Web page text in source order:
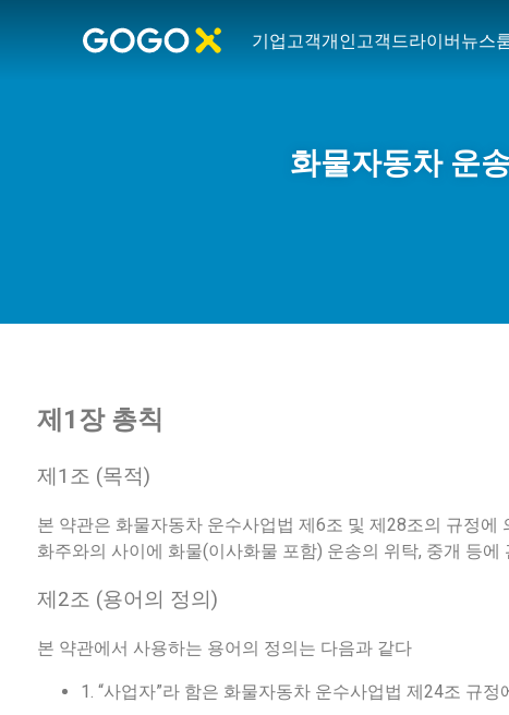
기업고객개인고객드라이버뉴스
화물자동차 운
제1장 총칙
제1조 (목적)
본 약관은 화물자동차 운수사업법 제6조 및 제28조의 규정
화주와의 사이에 화물(이사화물 포함) 운송의 위탁, 중개 등에
제2조 (용어의 정의)
본 약관에서 사용하는 용어의 정의는 다음과 같다
1. “사업자”라 함은 화물자동차 운수사업법 제24조 규